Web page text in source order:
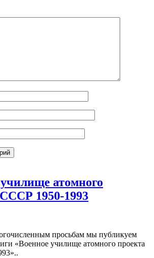
атомного
1950-1993
просьбам мы публикуем
«Военное училище атомного проекта